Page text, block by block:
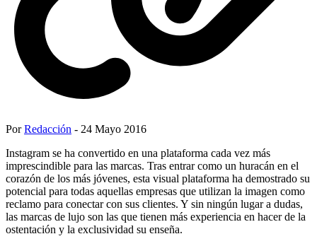
PorRedacción - 24 Mayo 2016
Instagram se ha convertido en una plataforma cada vez más
imprescindible para las marcas. Tras entrar como un huracán en el
corazón de los más jóvenes, esta visual plataforma ha demostrado su
potencial para todas aquellas empresas que utilizan la imagen como
reclamo para conectar con sus clientes. Y sin ningún lugar a dudas,
las marcas de lujo son las que tienen más experiencia en hacer de la
ostentación y la exclusividad su enseña.